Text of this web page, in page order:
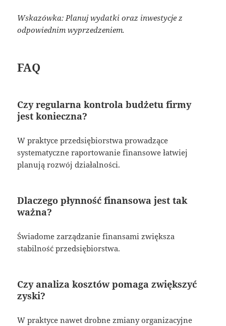
Wskazówka: Planuj wydatki oraz inwestycje z
odpowiednim wyprzedzeniem.
FAQ
Czy regularna kontrola budżetu firmy
jest konieczna?
W praktyce przedsiębiorstwa prowadzące
systematyczne raportowanie finansowe łatwiej
planują rozwój działalności.
Dlaczego płynność finansowa jest tak
ważna?
Świadome zarządzanie finansami zwiększa
stabilność przedsiębiorstwa.
Czy analiza kosztów pomaga zwiększyć
zyski?
W praktyce nawet drobne zmiany organizacyjne